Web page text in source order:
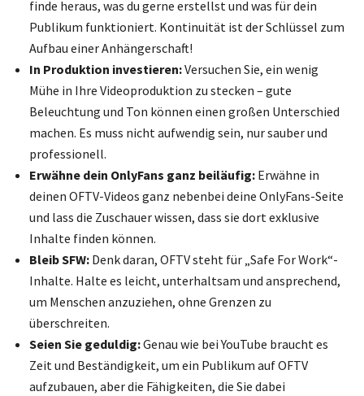
finde heraus, was du gerne erstellst und was für dein
Publikum funktioniert. Kontinuität ist der Schlüssel zum
Aufbau einer Anhängerschaft!
In Produktion investieren:Versuchen Sie, ein wenig
Mühe in Ihre Videoproduktion zu stecken – gute
Beleuchtung und Ton können einen großen Unterschied
machen. Es muss nicht aufwendig sein, nur sauber und
professionell.
Erwähne dein OnlyFans ganz beiläufig: Erwähne in
deinen OFTV-Videos ganz nebenbei deine OnlyFans-Seite
und lass die Zuschauer wissen, dass sie dort exklusive
Inhalte finden können.
Bleib SFW: Denk daran, OFTV steht für „Safe For Work“-
Inhalte. Halte es leicht, unterhaltsam und ansprechend,
um Menschen anzuziehen, ohne Grenzen zu
überschreiten.
Seien Sie geduldig:Genau wie bei YouTube braucht es
Zeit und Beständigkeit, um ein Publikum auf OFTV
aufzubauen, aber die Fähigkeiten, die Sie dabei